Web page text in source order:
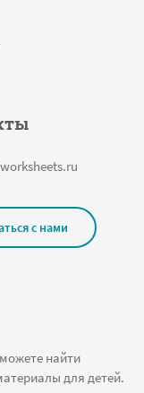
найти
для детей.
с нами